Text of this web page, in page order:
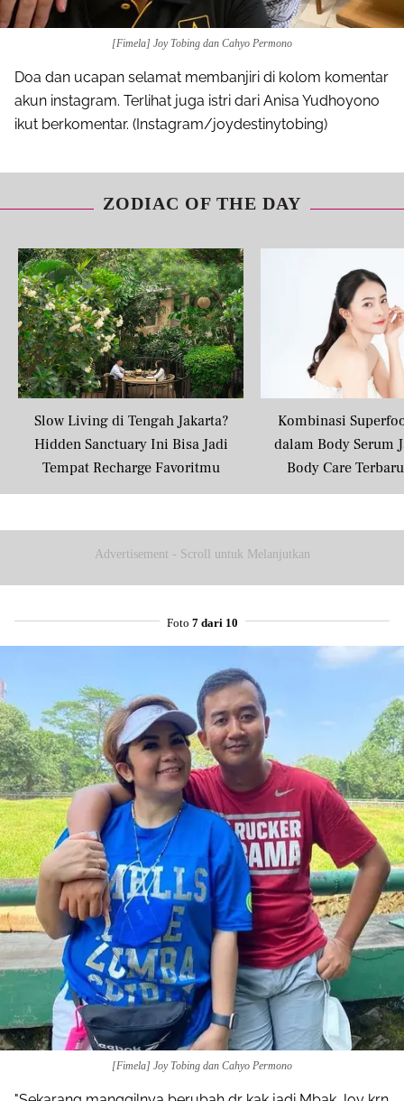
[Fimela] Joy Tobing dan Cahyo Permono
Doa dan ucapan selamat membanjiri di kolom komentar
akun instagram. Terlihat juga istri dari Anisa Yudhoyono
ikut berkomentar. (Instagram/joydestinytobing)
ZODIAC OF THE DAY
Slow Living di Tengah Jakarta?
Hidden Sanctuary Ini Bisa Jadi
Tempat Recharge Favoritmu
Kombinasi
dalam Body Serum
Body Care
Masyarakat
Advertisement - Scroll untuk Melanjutkan
Foto 7 dari 10
[Fimela] Joy Tobing dan Cahyo Permono
Pinterest
Mail